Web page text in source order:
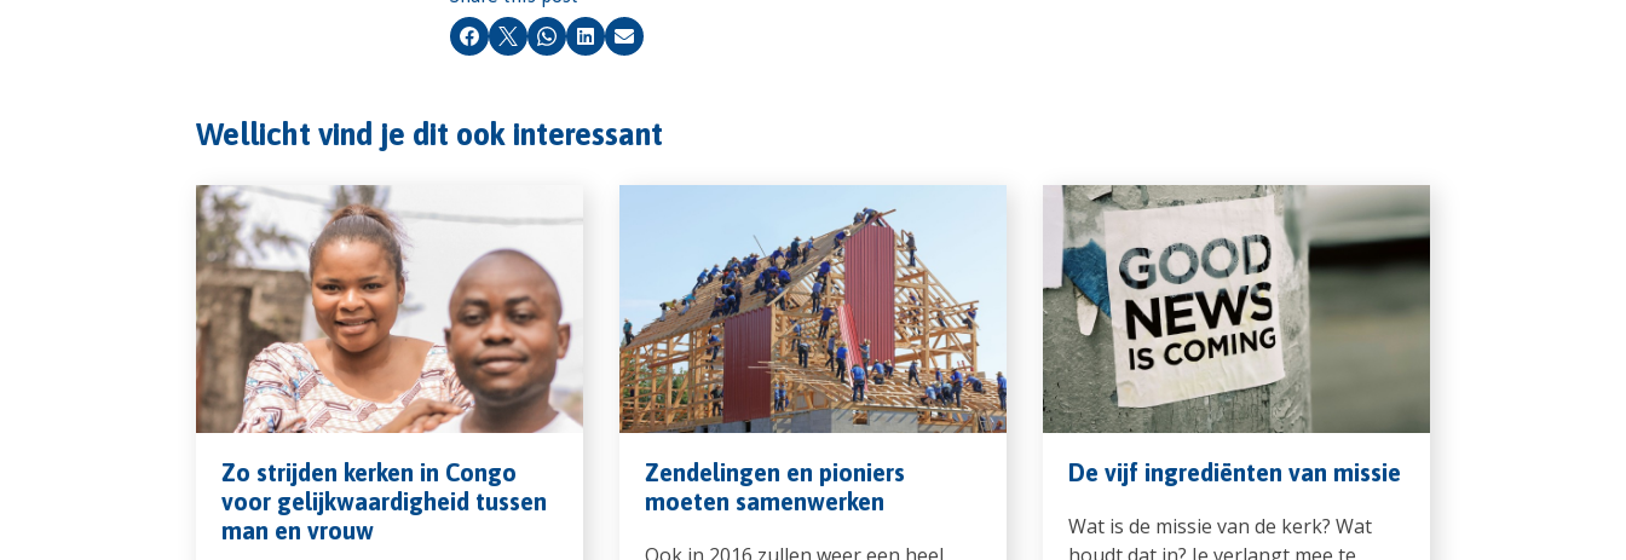
Facebook
X Whatsapp
LinkedIn
Email
Wellicht vind je dit ook interessant
Zo strijden kerken in Congo
voor gelijkwaardigheid tussen
man en vrouw
Zendelingen en pioniers
moeten samenwerken
De vijf ingrediënten van missie
Wat is de missie van de kerk? Wat